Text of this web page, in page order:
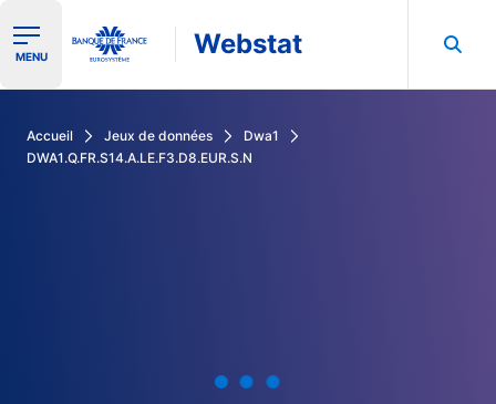
Ouvrir le menu de navigation
MENU Webstat
Accueil Jeux de données
Dwa1
DWA1.Q.FR.S14.A.LE.F3.D8.EUR.S.N